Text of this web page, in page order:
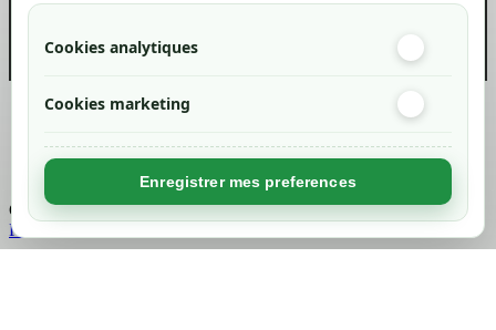
Cookies analytiques
Cookies marketing
Enregistrer mes preferences
Created byNageoconcept
Chargement...
Retour en haut